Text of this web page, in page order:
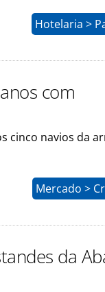
Hotelaria >
com
cinco navios da
Mercado >
da